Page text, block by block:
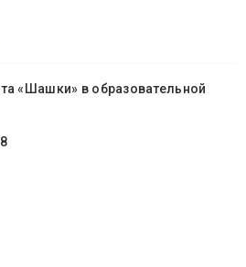
«Шашки» в образовательной